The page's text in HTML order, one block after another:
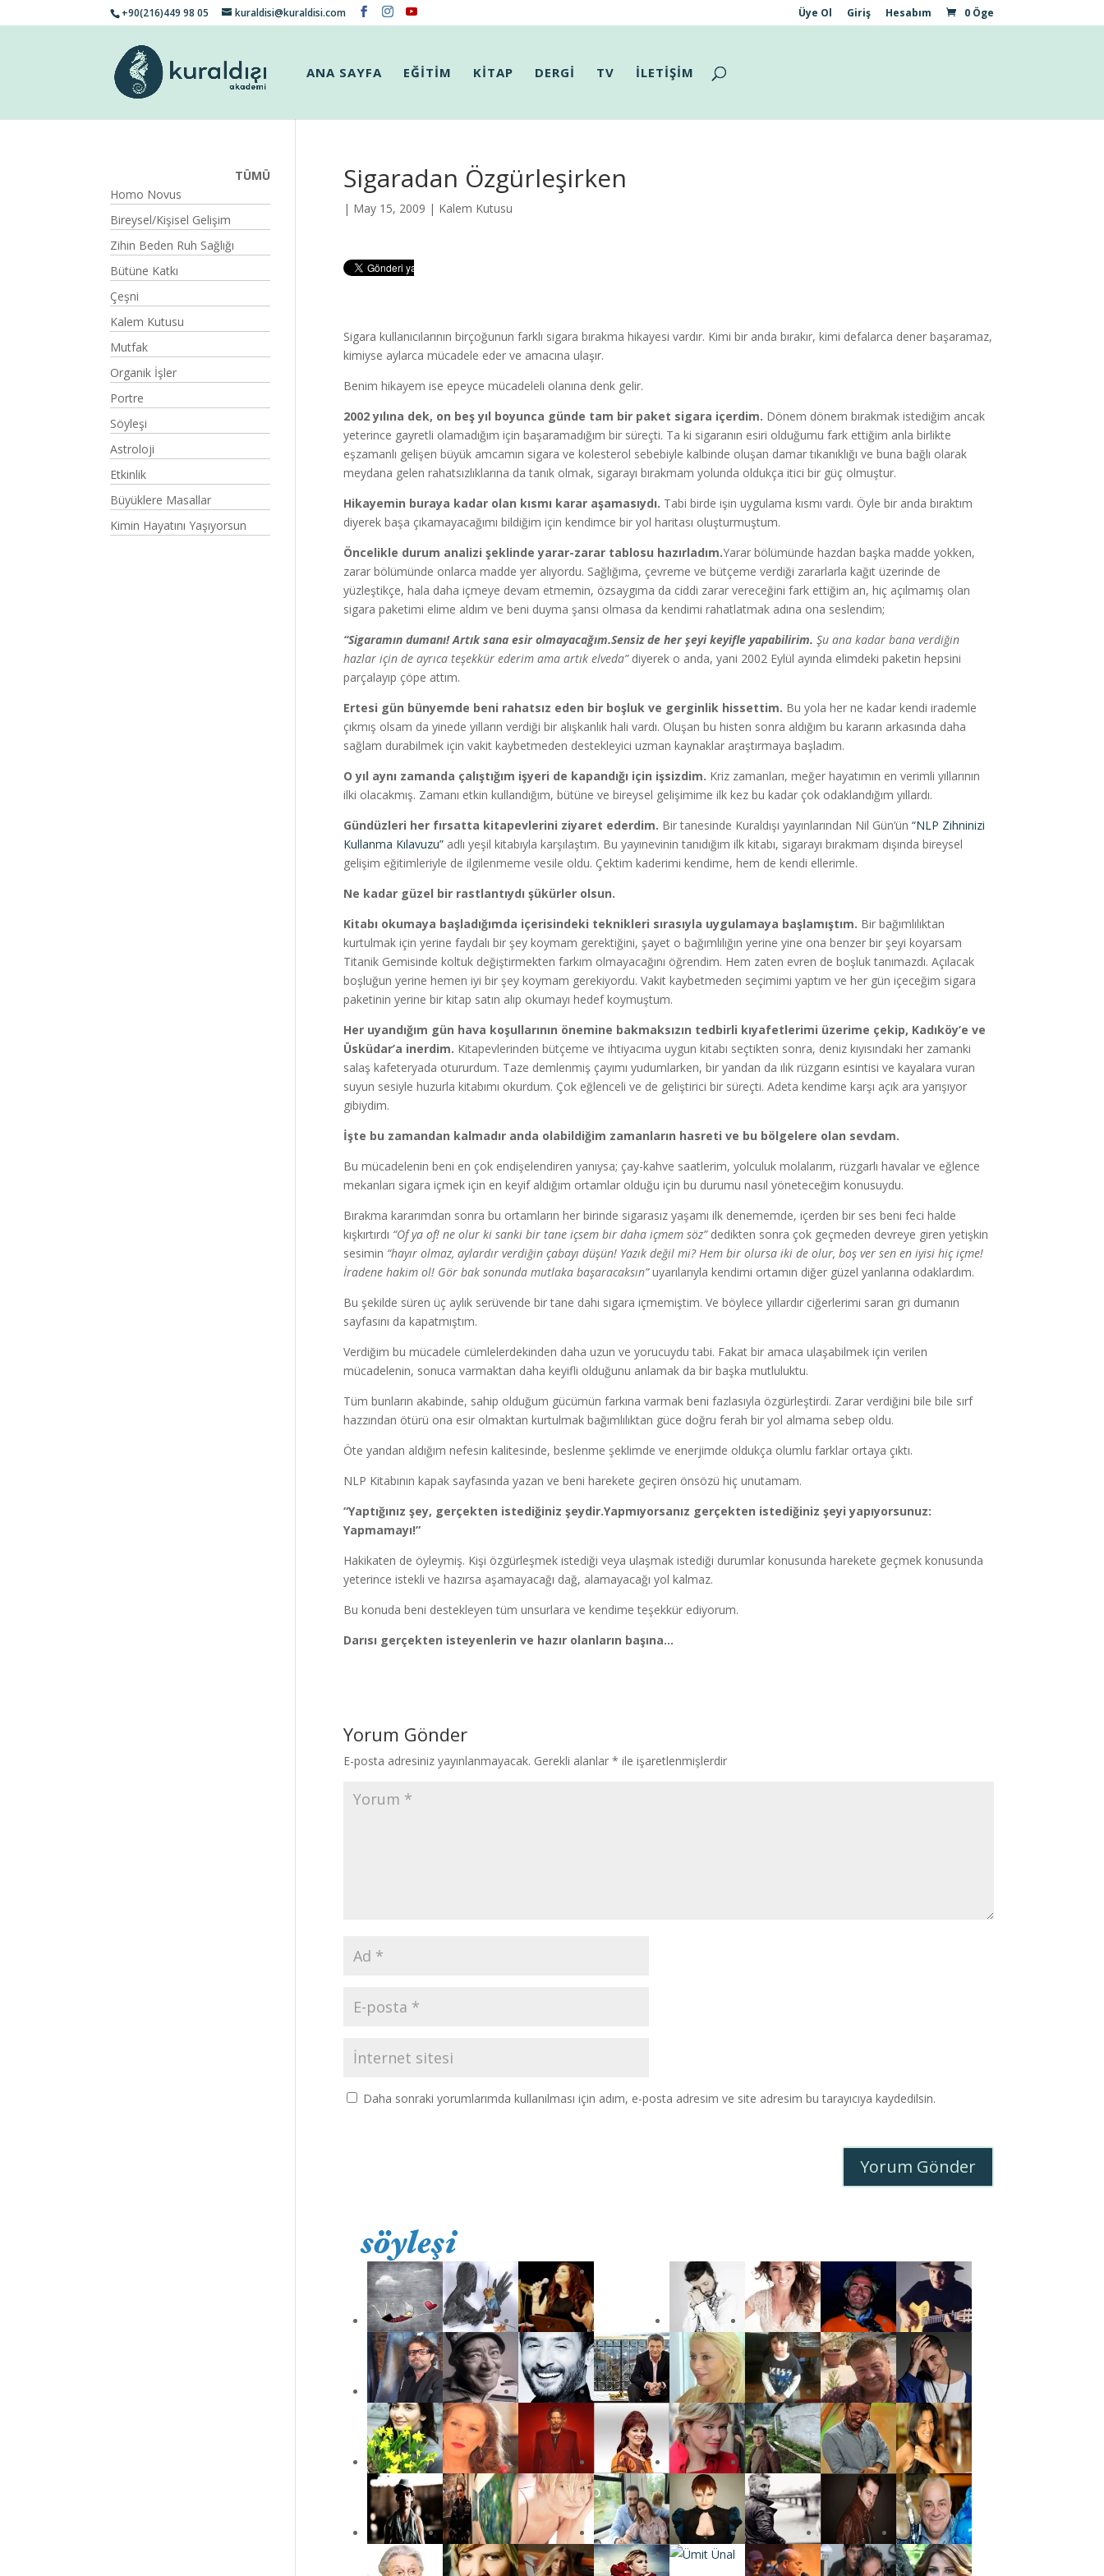
+90(216)449 98 05 kuraldisi@kuraldisi.com Üye Ol Giriş Hesabım 0 Öge
ANA SAYFA EĞİTİM KİTAP DERGİ TV İLETİŞİM
Sigaradan Özgürleşirken
| May 15, 2009 | Kalem Kutusu
Sigara kullanıcılarının birçoğunun farklı sigara bırakma hikayesi vardır. Kimi bir anda bırakır, kimi defalarca dener başaramaz,
kimiyse aylarca mücadele eder ve amacına ulaşır.
Benim hikayem ise epeyce mücadeleli olanına denk gelir.
2002 yılına dek, on beş yıl boyunca günde tam bir paket sigara içerdim. Dönem dönem bırakmak istediğim ancak
yeterince gayretli olamadığım için başaramadığım bir süreçti. Ta ki sigaranın esiri olduğumu fark ettiğim anla birlikte
eşzamanlı gelişen büyük amcamın sigara ve kolesterol sebebiyle kalbinde oluşan damar tıkanıklığı ve buna bağlı olarak
meydana gelen rahatsızlıklarına da tanık olmak, sigarayı bırakmam yolunda oldukça itici bir güç olmuştur.
Hikayemin buraya kadar olan kısmı karar aşamasıydı. Tabi birde işin uygulama kısmı vardı. Öyle bir anda bıraktım
diyerek başa çıkamayacağımı bildiğim için kendimce bir yol haritası oluşturmuştum.
Öncelikle durum analizi şeklinde yarar-zarar tablosu hazırladım.Yarar bölümünde hazdan başka madde yokken,
zarar bölümünde onlarca madde yer alıyordu. Sağlığıma, çevreme ve bütçeme verdiği zararlarla kağıt üzerinde de
yüzleştikçe, hala daha içmeye devam etmemin, özsaygıma da ciddi zarar vereceğini fark ettiğim an, hiç açılmamış olan
sigara paketimi elime aldım ve beni duyma şansı olmasa da kendimi rahatlatmak adına ona seslendim;
“Sigaramın dumanı! Artık sana esir olmayacağım.Sensiz de her şeyi keyifle yapabilirim. Şu ana kadar bana verdiğin
hazlar için de ayrıca teşekkür ederim ama artık elveda”diyerek o anda, yani 2002 Eylül ayında elimdeki paketin hepsini
parçalayıp çöpe attım.
Ertesi gün bünyemde beni rahatsız eden bir boşluk ve gerginlik hissettim. Bu yola her ne kadar kendi irademle
çıkmış olsam da yinede yılların verdiği bir alışkanlık hali vardı. Oluşan bu histen sonra aldığım bu kararın arkasında daha
sağlam durabilmek için vakit kaybetmeden destekleyici uzman kaynaklar araştırmaya başladım.
O yıl aynı zamanda çalıştığım işyeri de kapandığı için işsizdim. Kriz zamanları, meğer hayatımın en verimli yıllarının
ilki olacakmış. Zamanı etkin kullandığım, bütüne ve bireysel gelişimime ilk kez bu kadar çok odaklandığım yıllardı.
Gündüzleri her fırsatta kitapevlerini ziyaret ederdim. Bir tanesinde Kuraldışı yayınlarından Nil Gün’ün “NLP Zihninizi
Kullanma Kılavuzu”adlı yeşil kitabıyla karşılaştım. Bu yayınevinin tanıdığım ilk kitabı, sigarayı bırakmam dışında bireysel
gelişim eğitimleriyle de ilgilenmeme vesile oldu. Çektim kaderimi kendime, hem de kendi ellerimle.
Ne kadar güzel bir rastlantıydı şükürler olsun.
Kitabı okumaya başladığımda içerisindeki teknikleri sırasıyla uygulamaya başlamıştım. Bir bağımlılıktan
kurtulmak için yerine faydalı bir şey koymam gerektiğini, şayet o bağımlılığın yerine yine ona benzer bir şeyi koyarsam
Titanik Gemisinde koltuk değiştirmekten farkım olmayacağını öğrendim. Hem zaten evren de boşluk tanımazdı. Açılacak
boşluğun yerine hemen iyi bir şey koymam gerekiyordu. Vakit kaybetmeden seçimimi yaptım ve her gün içeceğim sigara
paketinin yerine bir kitap satın alıp okumayı hedef koymuştum.
Her uyandığım gün hava koşullarının önemine bakmaksızın tedbirli kıyafetlerimi üzerime çekip, Kadıköy’e ve
Üsküdar’a inerdim. Kitapevlerinden bütçeme ve ihtiyacıma uygun kitabı seçtikten sonra, deniz kıyısındaki her zamanki
salaş kafeteryada otururdum. Taze demlenmiş çayımı yudumlarken, bir yandan da ılık rüzgarın esintisi ve kayalara vuran
suyun sesiyle huzurla kitabımı okurdum. Çok eğlenceli ve de geliştirici bir süreçti. Adeta kendime karşı açık ara yarışıyor
gibiydim.
İşte bu zamandan kalmadır anda olabildiğim zamanların hasreti ve bu bölgelere olan sevdam.
Bu mücadelenin beni en çok endişelendiren yanıysa; çay-kahve saatlerim, yolculuk molalarım, rüzgarlı havalar ve eğlence
mekanları sigara içmek için en keyif aldığım ortamlar olduğu için bu durumu nasıl yöneteceğim konusuydu.
Bırakma kararımdan sonra bu ortamların her birinde sigarasız yaşamı ilk denememde, içerden bir ses beni feci halde
kışkırtırdı “Of ya of! ne olur ki sanki bir tane içsem bir daha içmem söz”dedikten sonra çok geçmeden devreye giren yetişkin
sesimin “hayır olmaz, aylardır verdiğin çabayı düşün! Yazık değil mi? Hem bir olursa iki de olur, boş ver sen en iyisi hiç içme!
İradene hakim ol! Gör bak sonunda mutlaka başaracaksın”uyarılarıyla kendimi ortamın diğer güzel yanlarına odaklardım.
Bu şekilde süren üç aylık serüvende bir tane dahi sigara içmemiştim. Ve böylece yıllardır ciğerlerimi saran gri dumanın
sayfasını da kapatmıştım.
Verdiğim bu mücadele cümlelerdekinden daha uzun ve yorucuydu tabi. Fakat bir amaca ulaşabilmek için verilen
mücadelenin, sonuca varmaktan daha keyifli olduğunu anlamak da bir başka mutluluktu.
Tüm bunların akabinde, sahip olduğum gücümün farkına varmak beni fazlasıyla özgürleştirdi. Zarar verdiğini bile bile sırf
hazzından ötürü ona esir olmaktan kurtulmak bağımlılıktan güce doğru ferah bir yol almama sebep oldu.
Öte yandan aldığım nefesin kalitesinde, beslenme şeklimde ve enerjimde oldukça olumlu farklar ortaya çıktı.
NLP Kitabının kapak sayfasında yazan ve beni harekete geçiren önsözü hiç unutamam.
“Yaptığınız şey, gerçekten istediğiniz şeydir.Yapmıyorsanız gerçekten istediğiniz şeyi yapıyorsunuz:
Yapmamayı!”
Hakikaten de öyleymiş. Kişi özgürleşmek istediği veya ulaşmak istediği durumlar konusunda harekete geçmek konusunda
yeterince istekli ve hazırsa aşamayacağı dağ, alamayacağı yol kalmaz.
Bu konuda beni destekleyen tüm unsurlara ve kendime teşekkür ediyorum.
Darısı gerçekten isteyenlerin ve hazır olanların başına…
Yorum Gönder
E-posta adresiniz yayınlanmayacak. Gerekli alanlar * ile işaretlenmişlerdir
Daha sonraki yorumlarımda kullanılması için adım, e-posta adresim ve site adresim bu tarayıcıya kaydedilsin.
TÜMÜ
Homo Novus
Bireysel/Kişisel Gelişim
Zihin Beden Ruh Sağlığı
Bütüne Katkı
Çeşni
Kalem Kutusu
Mutfak
Organik İşler
Portre
Söyleşi
Astroloji
Etkinlik
Büyüklere Masallar
Kimin Hayatını Yaşıyorsun